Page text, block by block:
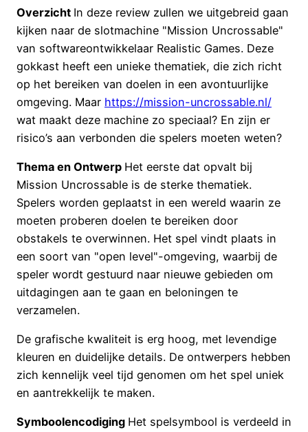
Overzicht In deze review zullen we uitgebreid gaan
kijken naar de slotmachine "Mission Uncrossable"
van softwareontwikkelaar Realistic Games. Deze
gokkast heeft een unieke thematiek, die zich richt
op het bereiken van doelen in een avontuurlijke
omgeving. Maar https://mission-uncrossable.nl/
wat maakt deze machine zo speciaal? En zijn er
risico’s aan verbonden die spelers moeten weten?
Thema en Ontwerp Het eerste dat opvalt bij
Mission Uncrossable is de sterke thematiek.
Spelers worden geplaatst in een wereld waarin ze
moeten proberen doelen te bereiken door
obstakels te overwinnen. Het spel vindt plaats in
een soort van "open level"-omgeving, waarbij de
speler wordt gestuurd naar nieuwe gebieden om
uitdagingen aan te gaan en beloningen te
verzamelen.
De grafische kwaliteit is erg hoog, met levendige
kleuren en duidelijke details. De ontwerpers hebben
zich kennelijk veel tijd genomen om het spel uniek
en aantrekkelijk te maken.
Symboolencodiging Het spelsymbool is verdeeld in